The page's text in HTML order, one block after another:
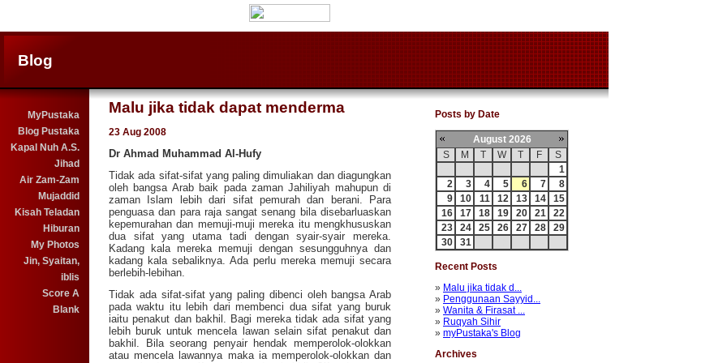
Blog
MyPustaka
Blog Pustaka
Kapal Nuh A.S.
Jihad
Air Zam-Zam
Mujaddid
Kisah Teladan
Hiburan
My Photos
Jin, Syaitan,
iblis
Score A
Blank
Malu jika tidak dapat menderma
23 Aug 2008
Dr Ahmad Muhammad Al-Hufy
Tidak ada sifat-sifat yang paling dimuliakan dan diagungkan
oleh bangsa Arab baik pada zaman Jahiliyah mahupun di
zaman Islam lebih dari sifat pemurah dan berani. Para
penguasa dan para raja sangat senang bila disebarluaskan
kepemurahan dan memuji-muji mereka itu mengkhususkan
dua sifat yang utama tadi dengan syair-syair mereka.
Kadang kala mereka memuji dengan sesungguhnya dan
kadang kala sebaliknya. Ada perlu mereka memuji secara
berlebih-lebihan.
Tidak ada sifat-sifat yang paling dibenci oleh bangsa Arab
pada waktu itu lebih dari membenci dua sifat yang buruk
iaitu penakut dan bakhil. Bagi mereka tidak ada sifat yang
lebih buruk untuk mencela lawan selain sifat penakut dan
bakhil. Bila seorang penyair hendak memperolok-olokkan
atau mencela lawannya maka ia memperolok-olokkan dan
Posts by Date
August 2026
S
M T W T F
S
1
2
3 4 5 6 7
8
9
10 11 12 13 14
15
16
17 18 19 20 21
22
23
24 25 26 27 28
29
30
31
Recent Posts
» Malu jika tidak d...
» Penggunaan Sayyid...
» Wanita & Firasat ...
» Ruqyah Sihir
» myPustaka's Blog
Archives